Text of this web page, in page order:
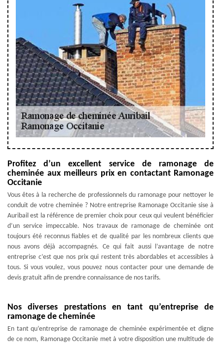
Profitez d’un excellent service de ramonage de
cheminée aux meilleurs prix en contactant Ramonage
Occitanie
Vous êtes à la recherche de professionnels du ramonage pour nettoyer le
conduit de votre cheminée ? Notre entreprise Ramonage Occitanie sise à
Auribail est la référence de premier choix pour ceux qui veulent bénéficier
d’un service impeccable. Nos travaux de ramonage de cheminée ont
toujours été reconnus fiables et de qualité par les nombreux clients que
nous avons déjà accompagnés. Ce qui fait aussi l’avantage de notre
entreprise c’est que nos prix qui restent très abordables et accessibles à
tous. Si vous voulez, vous pouvez nous contacter pour une demande de
devis gratuit afin de prendre connaissance de nos tarifs.
Nos diverses prestations en tant qu’entreprise de
ramonage de cheminée
En tant qu’entreprise de ramonage de cheminée expérimentée et digne
de ce nom, Ramonage Occitanie met à votre disposition une multitude de